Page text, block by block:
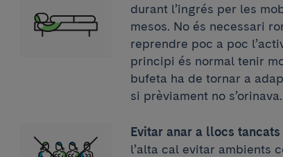
durant l’ingrés per les
mesos. No és necessari
reprendre poc a poc
principi és normal tenir
bufeta ha de tornar a
si prèviament no s’orinava.
Evitar anar a llocs
l’alta cal evitar ambients